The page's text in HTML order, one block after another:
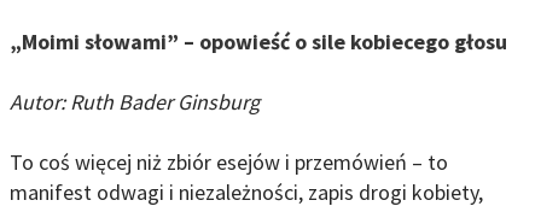
„Moimi słowami” – opowieść o sile kobiecego głosu
Autor: Ruth Bader Ginsburg
To coś więcej niż zbiór esejów i przemówień – to
manifest odwagi i niezależności, zapis drogi kobiety,